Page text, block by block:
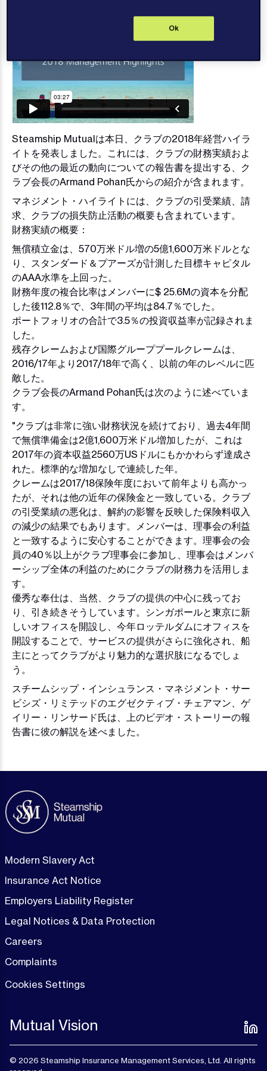
Steamship Mutualは本日、クラブの2018年経営ハイラ
イトを発表しました。これには、クラブの財務実績およ
びその他の最近の動向についての報告書を提出する、ク
ラブ会長のArmand Pohan氏からの紹介が含まれます。
マネジメント・ハイライトには、クラブの引受業績、請
求、クラブの損失防止活動の概要も含まれています。
財務実績の概要：
無償積立金は、570万米ドル増の5億1,600万米ドルとな
り、スタンダード＆プアーズが計測した目標キャピタル
のAAA水準を上回った。
財務年度の複合比率はメンバーに$ 25.6Mの資本を分配
した後112.8％で、3年間の平均は84.7％でした。
ポートフォリオの合計で3.5％の投資収益率が記録されま
した。
残存クレームおよび国際グループプールクレームは、
2016/17年より2017/18年で高く、以前の年のレベルに匹
敵した。
クラブ会長のArmand Pohan氏は次のように述べていま
す。
"クラブは非常に強い財務状況を続けており、過去4年間
で無償準備金は2億1,600万米ドル増加したが、これは
2017年の資本収益2560万USドルにもかかわらず達成さ
れた。標準的な増加なしで連続した年。
クレームは2017/18保険年度において前年よりも高かっ
たが、それは他の近年の保険金と一致している。クラブ
の引受業績の悪化は、解約の影響を反映した保険料収入
の減少の結果でもあります。メンバーは、理事会の利益
と一致するように安心することができます。理事会の会
員の40％以上がクラブ理事会に参加し、理事会はメンバ
ーシップ全体の利益のためにクラブの財務力を活用しま
す。
優秀な奉仕は、当然、クラブの提供の中心に残ってお
り、引き続きそうしています。シンガポールと東京に新
しいオフィスを開設し、今年ロッテルダムにオフィスを
開設することで、サービスの提供がさらに強化され、船
主にとってクラブがより魅力的な選択肢になるでしょ
う。
スチームシップ・インシュランス・マネジメント・サー
ビシズ・リミテッドのエグゼクティブ・チェアマン、ゲ
イリー・リンサード氏は、上のビデオ・ストーリーの報
告書に彼の解説を述べました。
Modern Slavery Act
Insurance Act Notice
Employers Liability Register
Legal Notices & Data Protection
Careers
Complaints
Cookies Settings
Mutual Vision
© 2026 Steamship Insurance Management Services, Ltd. All rights
Ok